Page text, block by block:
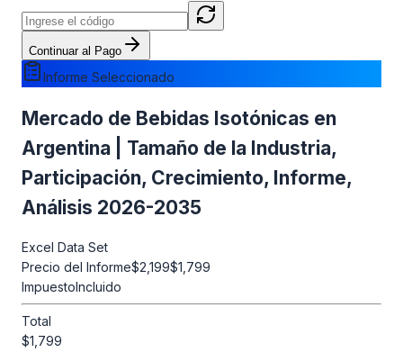
Continuar al Pago
Informe Seleccionado
Mercado de Bebidas Isotónicas en
Argentina | Tamaño de la Industria,
Participación, Crecimiento, Informe,
Análisis 2026-2035
Excel Data Set
Precio del Informe$2,199$1,799
ImpuestoIncluido
Total
$1,799